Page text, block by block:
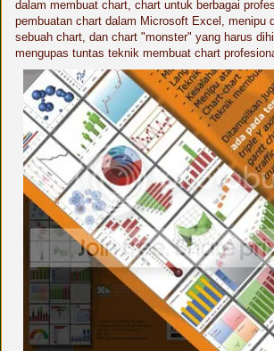
dalam membuat chart, chart untuk berbagai
pembuatan chart dalam Microsoft Excel, menipu
sebuah chart, dan chart "monster" yang harus
mengupas tuntas teknik membuat chart